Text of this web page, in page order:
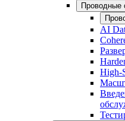
Проводные
AI
High-